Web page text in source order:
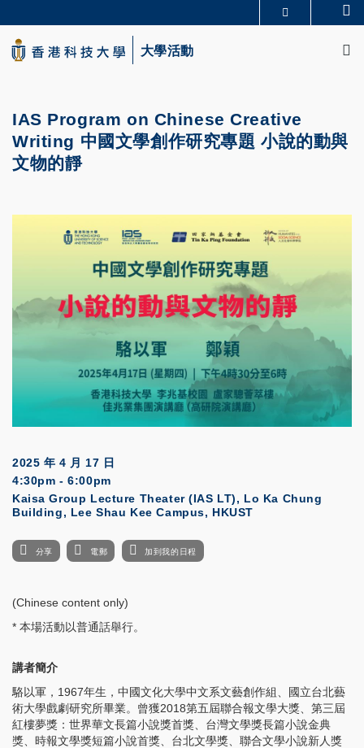
to
main
content
生活@科大
大學活動
IAS Program on Chinese Creative
Writing 中國文學創作研究專題 小說的動與
文物的靜
2025 年 4 月 17 日
4:30pm - 6:00pm
Kaisa Group Lecture Theater (IAS LT), Lo Ka Chung
Building, Lee Shau Kee Campus, HKUST
分享 電郵 加到我的日程
(Chinese content only)
* 本場活動以普通話舉行。
講者簡介
駱以軍，1967年生，中國文化大學中文系文藝創作組、國立台北藝
術大學戲劇研究所畢業。曾獲2018第五屆聯合報文學大獎、第三屆
紅樓夢獎：世界華文長篇小說獎首獎、台灣文學獎長篇小說金典
獎、時報文學獎短篇小說首獎、台北文學獎、聯合文學小說新人獎